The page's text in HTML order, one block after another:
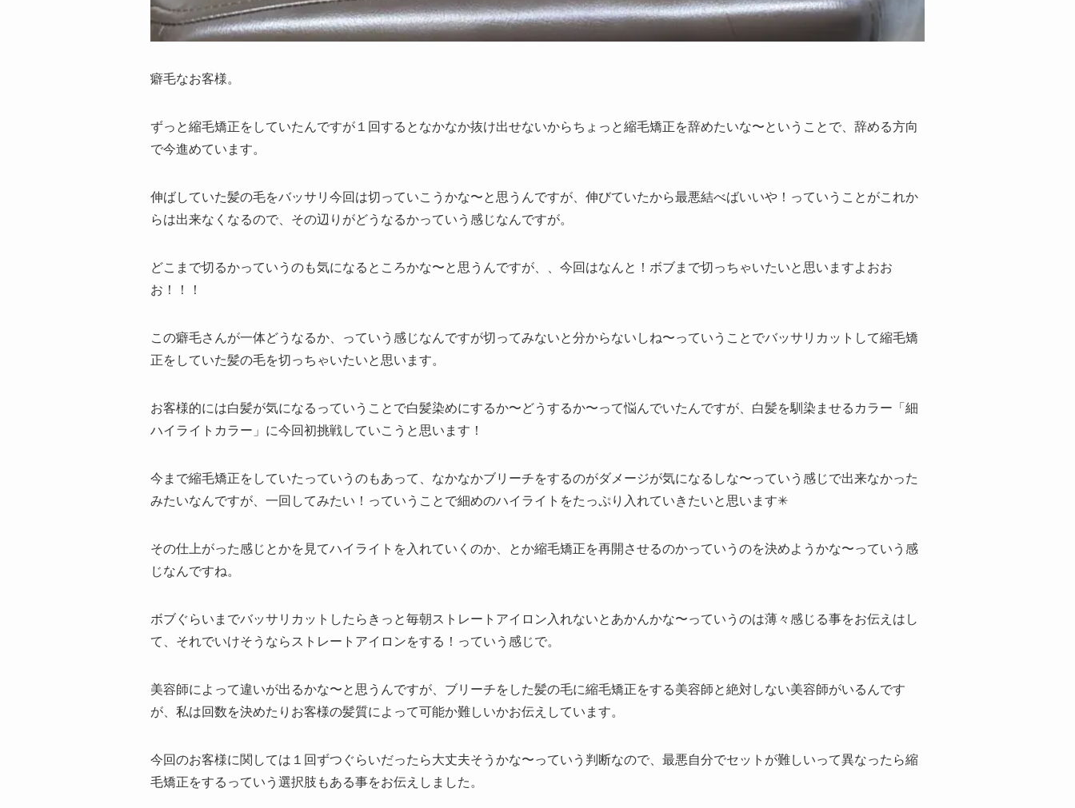
癖毛なお客様。
ずっと縮毛矯正をしていたんですが１回するとなかなか抜け出せないからちょっと縮毛矯正を辞めたいな〜ということで、辞める方向
で今進めています。
伸ばしていた髪の毛をバッサリ今回は切っていこうかな〜と思うんですが、伸びていたから最悪結べばいいや！っていうことがこれか
らは出来なくなるので、その辺りがどうなるかっていう感じなんですが。
どこまで切るかっていうのも気になるところかな〜と思うんですが、、今回はなんと！ボブまで切っちゃいたいと思いますよおお
お！！！
この癖毛さんが一体どうなるか、っていう感じなんですが切ってみないと分からないしね〜っていうことでバッサリカットして縮毛矯
正をしていた髪の毛を切っちゃいたいと思います。
お客様的には白髪が気になるっていうことで白髪染めにするか〜どうするか〜って悩んでいたんですが、白髪を馴染ませるカラー「細
ハイライトカラー」に今回初挑戦していこうと思います！
今まで縮毛矯正をしていたっていうのもあって、なかなかブリーチをするのがダメージが気になるしな〜っていう感じで出来なかった
みたいなんですが、一回してみたい！っていうことで細めのハイライトをたっぷり入れていきたいと思います✳︎
その仕上がった感じとかを見てハイライトを入れていくのか、とか縮毛矯正を再開させるのかっていうのを決めようかな〜っていう感
じなんですね。
ボブぐらいまでバッサリカットしたらきっと毎朝ストレートアイロン入れないとあかんかな〜っていうのは薄々感じる事をお伝えはし
て、それでいけそうならストレートアイロンをする！っていう感じで。
美容師によって違いが出るかな〜と思うんですが、ブリーチをした髪の毛に縮毛矯正をする美容師と絶対しない美容師がいるんです
が、私は回数を決めたりお客様の髪質によって可能か難しいかお伝えしています。
今回のお客様に関しては１回ずつぐらいだったら大丈夫そうかな〜っていう判断なので、最悪自分でセットが難しいって異なったら縮
毛矯正をするっていう選択肢もある事をお伝えしました。